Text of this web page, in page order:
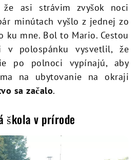
asi strávim zvyšok noci
minútach vyšlo z jednej zo
ku mne. Bol to Mario. Cestou
v polospánku vysvetlil, že
po polnoci vypínajú, aby
na ubytovanie na okraji
sa začalo.
škola v prírode